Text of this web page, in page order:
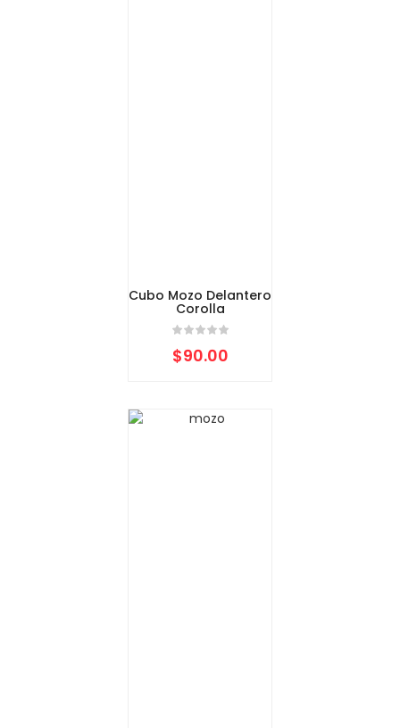
Cubo Mozo Delantero
Corolla
$90.00